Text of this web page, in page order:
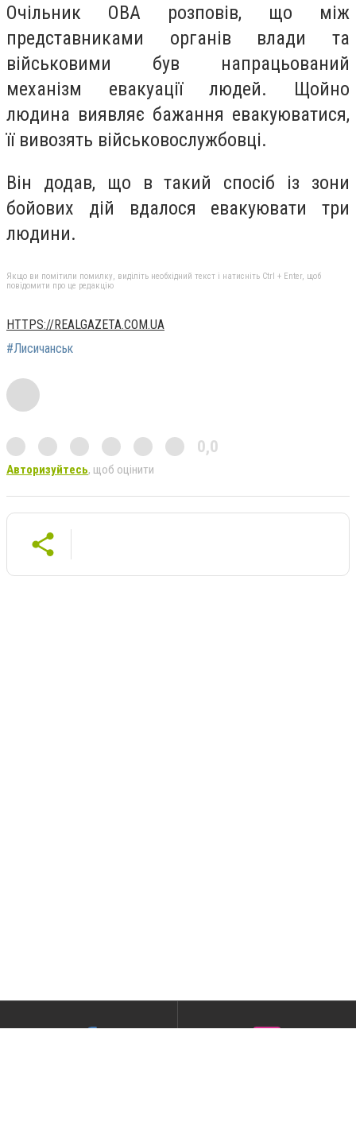
Очільник ОВА розповів, що між
представниками органів влади та
військовими був напрацьований
механізм евакуації людей. Щойно
людина виявляє бажання евакуюватися,
її вивозять військовослужбовці.
Він додав, що в такий спосіб із зони
бойових дій вдалося евакуювати три
людини.
Якщо ви помітили помилку, виділіть необхідний текст і натисніть Ctrl + Enter, щоб
повідомити про це редакцію
HTTPS://REALGAZETA.COM.UA
#Лисичанськ
0,0
Авторизуйтесь, щоб оцінити